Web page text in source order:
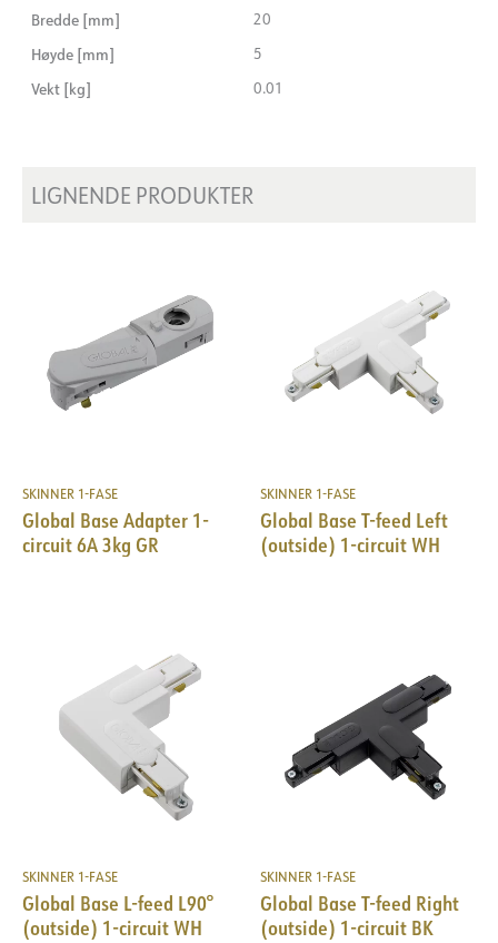
Bredde [mm] 20
Høyde [mm] 5
Vekt [kg] 0.01
LIGNENDE PRODUKTER
SKINNER 1-FASE
Global Base Adapter 1-
circuit 6A 3kg GR
SKINNER 1-FASE
Global Base T-feed Left
(outside) 1-circuit WH
SKINNER 1-FASE
Global Base L-feed L90°
(outside) 1-circuit WH
SKINNER 1-FASE
Global Base T-feed Right
(outside) 1-circuit BK